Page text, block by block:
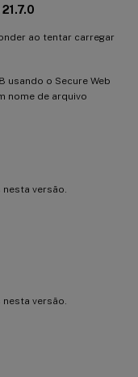
ao tentar carregar
usando o Secure Web
nome de arquivo
versão.
versão.